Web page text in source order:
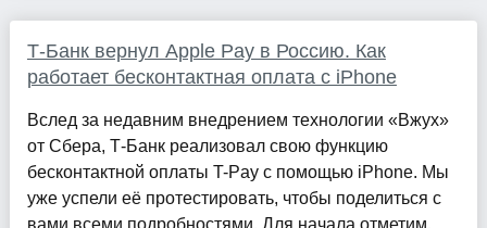
Т-Банк вернул Apple Pay в Россию. Как
работает бесконтактная оплата с iPhone
Вслед за недавним внедрением технологии «Вжух»
от Сбера, Т-Банк реализовал свою функцию
бесконтактной оплаты T-Pay с помощью iPhone. Мы
уже успели её протестировать, чтобы поделиться с